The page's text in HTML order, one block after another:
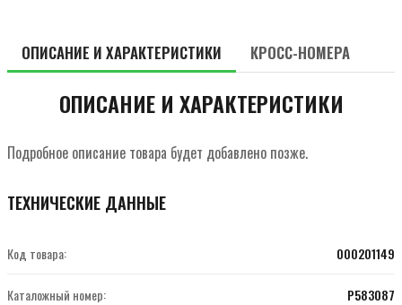
ОПИСАНИЕ И ХАРАКТЕРИСТИКИ КРОСС-НОМЕРА
ОПИСАНИЕ И ХАРАКТЕРИСТИКИ
Подробное описание товара будет добавлено позже.
ТЕХНИЧЕСКИЕ ДАННЫЕ
Код товара: 000201149
Каталожный номер: P583087